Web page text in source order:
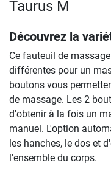
Taurus M
Découvrez la
Ce fauteuil de
différentes pour un
boutons vous
de massage. Les 2
d'obtenir à la fois un
manuel. L'option
les hanches, le dos et
l'ensemble du corps.